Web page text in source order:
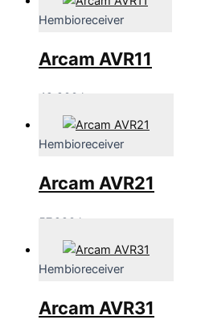
Hembioreceiver
Arcam AVR11
42,900 kr
Hembioreceiver
Arcam AVR21
57,990 kr
Hembioreceiver
Arcam AVR31